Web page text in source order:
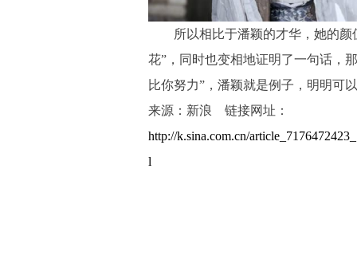
所以相比于潘颖的才华，她的颜
花”，同时也变相地证明了一句话，
比你努力”，潘颖就是例子，明明可
来源：新浪 链接网址：
http://k.sina.com.cn/
l